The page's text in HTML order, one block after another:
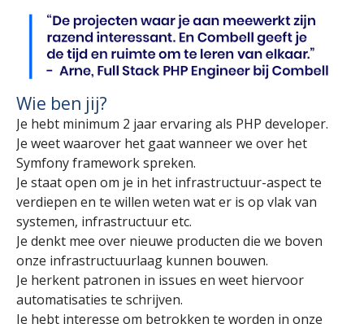
Wie ben jij?
Je hebt minimum 2 jaar ervaring als PHP developer.
Je weet waarover het gaat wanneer we over het
Symfony framework spreken.
Je staat open om je in het infrastructuur-aspect te
verdiepen en te willen weten wat er is op vlak van
systemen, infrastructuur etc.
Je denkt mee over nieuwe producten die we boven
onze infrastructuurlaag kunnen bouwen.
Je herkent patronen in issues en weet hiervoor
automatisaties te schrijven.
Je hebt interesse om betrokken te worden in onze